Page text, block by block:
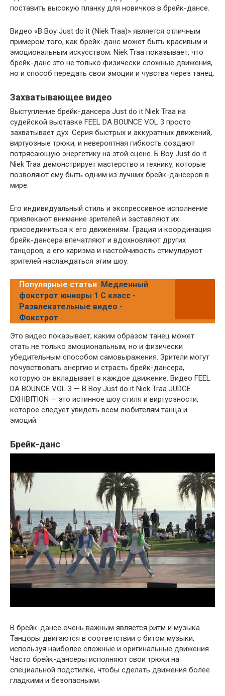
поставить высокую планку для новичков в брейк-дансе.
Видео «B Boy Just do it (Niek Traa)» является отличным
примером того, как брейк-данс может быть красивым и
эмоциональным искусством. Niek Traa показывает, что
брейк-данс это не только физически сложные движения,
но и способ передать свои эмоции и чувства через танец.
Захватывающее видео
Выступление брейк-дансера Just do it Niek Traa на
судейской выставке FEEL DA BOUNCE VOL 3 просто
захватывает дух. Серия быстрых и аккуратных движений,
виртуозные трюки, и невероятная гибкость создают
потрясающую энергетику на этой сцене. Б Boy Just do it
Niek Traa демонстрирует мастерство и технику, которые
позволяют ему быть одним из лучших брейк-дансеров в
мире.
Его индивидуальный стиль и экспрессивное исполнение
привлекают внимание зрителей и заставляют их
присоединиться к его движениям. Грация и координация
брейк-дансера впечатляют и вдохновляют других
танцоров, а его харизма и настойчивость стимулируют
зрителей наслаждаться этим шоу.
Популярные статьи Медленный
фокстрот юниоры 1 C класс -
Развлекательные видео -
Фокстрот
Это видео показывает, каким образом танец может
стать не только эмоциональным, но и физически
убедительным способом самовыражения. Зрители могут
почувствовать энергию и страсть брейк-дансера,
которую он вкладывает в каждое движение. Видео FEEL
DA BOUNCE VOL 3 — B Boy Just do it Niek Traa JUDGE
EXHIBITION — это истинное шоу стиля и виртуозности,
которое следует увидеть всем любителям танца и
эмоций.
Брейк-данс
В брейк-дансе очень важным является ритм и музыка.
Танцоры двигаются в соответствии с битом музыки,
используя наиболее сложные и оригинальные движения.
Часто брейк-дансеры исполняют свои трюки на
специальной подстилке, чтобы сделать движения более
гладкими и безопасными.